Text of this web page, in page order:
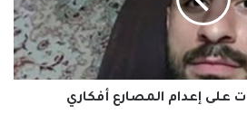
على إعدام المصارع أفكاري